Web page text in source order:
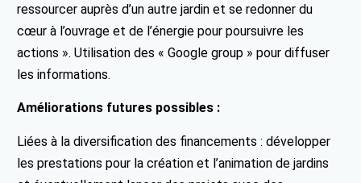
ressourcer auprès d’un autre jardin et se redonner du
cœur à l’ouvrage et de l’énergie pour poursuivre les
actions ». Utilisation des « Google group » pour diffuser
les informations.
Améliorations futures possibles :
Liées à la diversification des financements : développer
les prestations pour la création et l’animation de jardins